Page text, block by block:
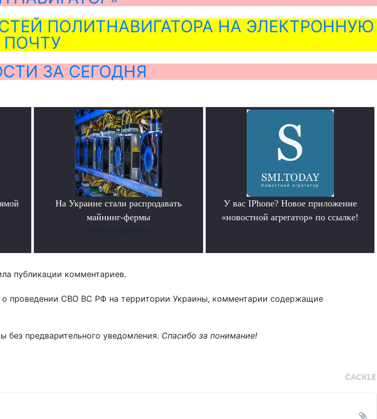
ПОЛИТНАВИГАТОРА НА ЭЛЕКТРОННУЮ
ПОЧТУ
ЗА СЕГОДНЯ
На Украине стали распродавать
майнинг-фермы
У вас IPhone? Новое приложение
«новостной агрегатор» по ссылке!
публикации комментариев.
о проведении СВО ВС РФ на территории Украины, комментарии содержащие
без предварительного уведомления. Спасибо за понимание!